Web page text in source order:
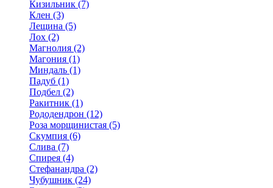
Кизильник (7)
Клен (3)
Лещина (5)
Лох (2)
Магнолия (2)
Магония (1)
Миндаль (1)
Падуб (1)
Подбел (2)
Ракитник (1)
Рододендрон (12)
Роза морщинистая (5)
Скумпия (6)
Слива (7)
Спирея (4)
Стефанандра (2)
Чубушник (24)